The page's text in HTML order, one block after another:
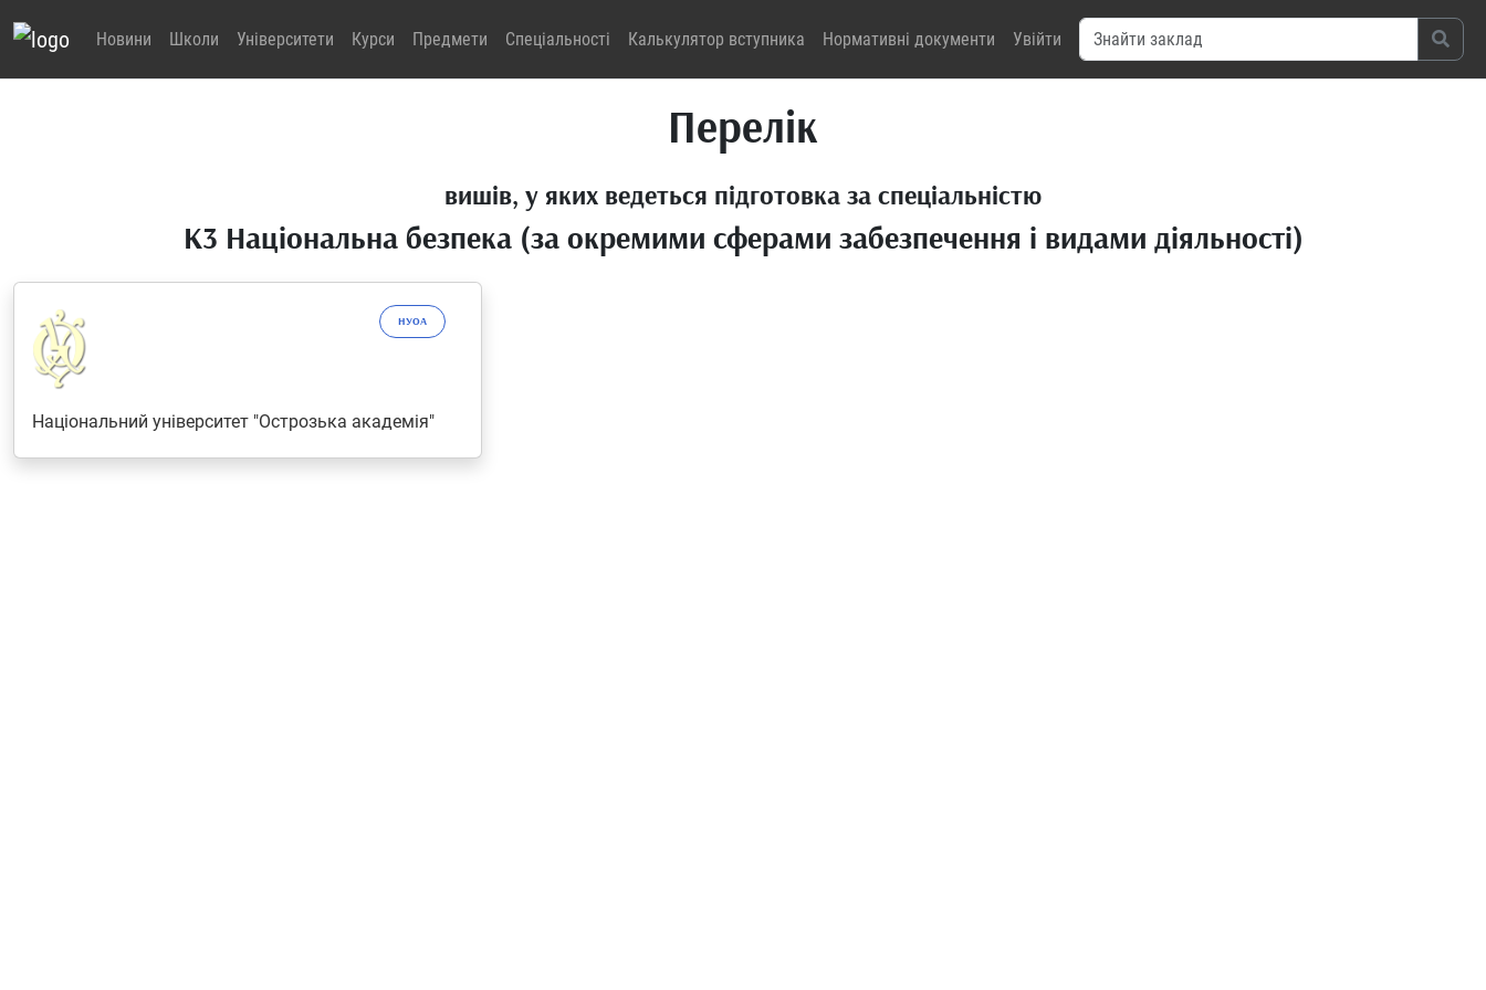
Новини Школи Університети Курси Предмети Спеціальності Калькулятор вступника Нормативні документи Увійти
Перелік
вишів, у яких ведеться підготовка за спеціальністю
K3 Національна безпека (за окремими сферами забезпечення і видами діяльності)
НУОА
Національний університет "Острозька академія"